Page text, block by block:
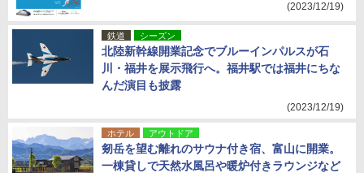
(2023/12/19)
鉄道 シーズン
北陸新幹線開業記念でブルーインパルスが石
川・福井を展示飛行へ。福井駅では福井にちな
んだ演目も披露
(2023/12/19)
ホテル アウトドア
剱岳を望む離れのサウナ付き宿、富山に開業。
一棟貸しで天然水風呂や暖炉付きラウンジなど